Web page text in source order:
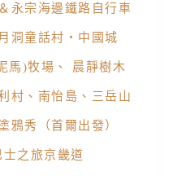
永宗海邊鐵路自行車
洞童話村・中國城
馬)牧場、 晨靜樹木
村、南怡島、三岳山
鴉秀（首爾出發）
士之旅京畿道